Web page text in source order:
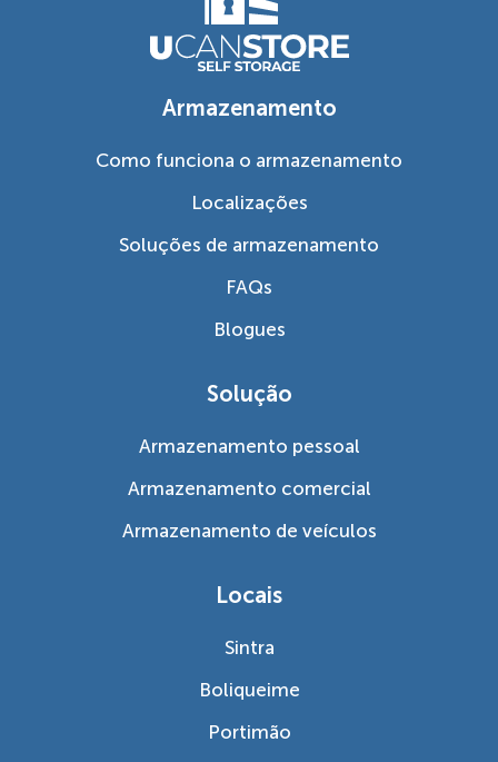
Armazenamento
Como funciona o armazenamento
Localizações
Soluções de armazenamento
FAQs
Blogues
Solução
Armazenamento pessoal
Armazenamento comercial
Armazenamento de veículos
Locais
Sintra
Boliqueime
Portimão